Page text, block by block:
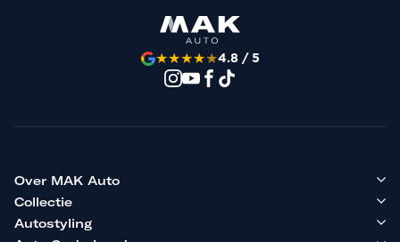
★★★★★4.8 / 5
Over MAK Auto
Collectie
Autostyling